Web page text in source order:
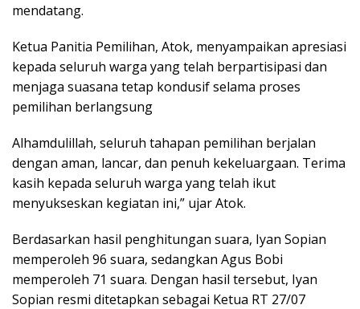
mendatang.
Ketua Panitia Pemilihan, Atok, menyampaikan apresiasi
kepada seluruh warga yang telah berpartisipasi dan
menjaga suasana tetap kondusif selama proses
pemilihan berlangsung
Alhamdulillah, seluruh tahapan pemilihan berjalan
dengan aman, lancar, dan penuh kekeluargaan. Terima
kasih kepada seluruh warga yang telah ikut
menyukseskan kegiatan ini,” ujar Atok.
Berdasarkan hasil penghitungan suara, Iyan Sopian
memperoleh 96 suara, sedangkan Agus Bobi
memperoleh 71 suara. Dengan hasil tersebut, Iyan
Sopian resmi ditetapkan sebagai Ketua RT 27/07